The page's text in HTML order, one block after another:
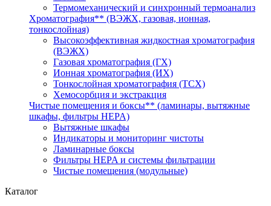
Термомеханический и синхронный термоанализ
Хроматография** (ВЭЖХ, газовая, ионная,
тонкослойная)
Высокоэффективная жидкостная хроматография
(ВЭЖХ)
Газовая хроматография (ГХ)
Ионная хроматография (ИХ)
Тонкослойная хроматография (ТСХ)
Хемосорбция и экстракция
Чистые помещения и боксы** (ламинары, вытяжные
шкафы, фильтры HEPA)
Вытяжные шкафы
Индикаторы и мониторинг чистоты
Ламинарные боксы
Фильтры HEPA и системы фильтрации
Чистые помещения (модульные)
Каталог